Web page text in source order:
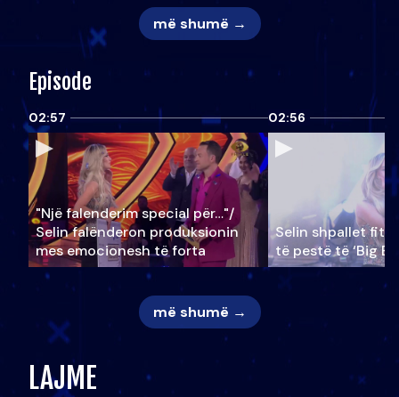
më shumë →
Episode
02:57
"Një falenderim special për…"/
Selin falënderon produksionin
mes emocionesh të forta
02:56
Selin shpallet
të pestë të ‘Big
më shumë →
LAJME